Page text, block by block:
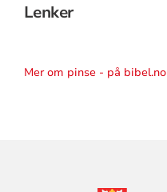
Lenker
Mer om pinse - på bibel.no